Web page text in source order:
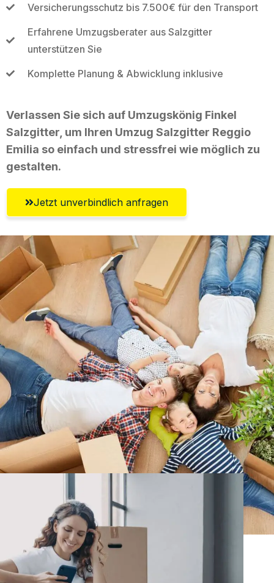
Versicherungsschutz bis 7.500€ für den Transport
Erfahrene Umzugsberater aus Salzgitter
unterstützen Sie
Komplette Planung & Abwicklung inklusive
Verlassen Sie sich auf Umzugskönig Finkel
Salzgitter, um Ihren Umzug Salzgitter Reggio
Emilia so einfach und stressfrei wie möglich zu
gestalten.
Jetzt unverbindlich anfragen